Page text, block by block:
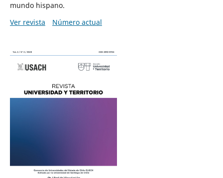
mundo hispano.
Ver revista
Número actual